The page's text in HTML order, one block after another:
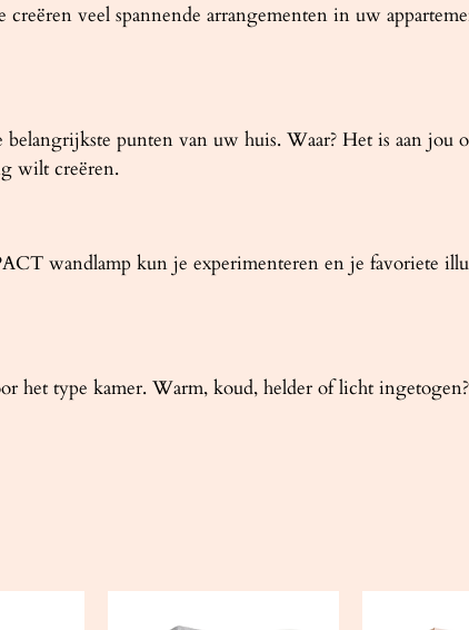
veel spannende arrangementen in uw
punten van uw huis. Waar? Het is aan jou
wilt creëren.
wandlamp kun je experimenteren en je favoriete
het type kamer. Warm, koud, helder of licht